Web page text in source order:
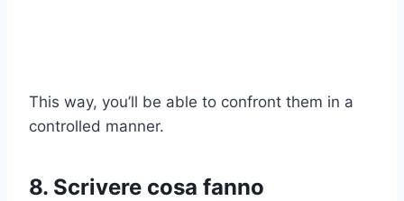
This way, you’ll be able to confront them in a
controlled manner.
8. Scrivere cosa fanno